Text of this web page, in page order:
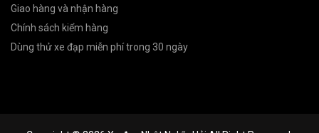
Giao hàng và nhận hàng
Chính sách kiểm hàng
Dùng thử xe đạp miễn phí trong 30 ngày